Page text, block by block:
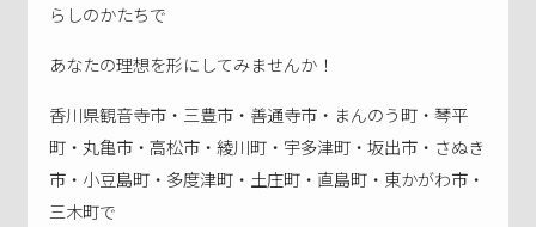
らしのかたちで
あなたの理想を形にしてみませんか！
香川県観音寺市・三豊市・善通寺市・まんのう町・琴平
町・丸亀市・高松市・綾川町・宇多津町・坂出市・さぬき
市・小豆島町・多度津町・土庄町・直島町・東かがわ市・
三木町で